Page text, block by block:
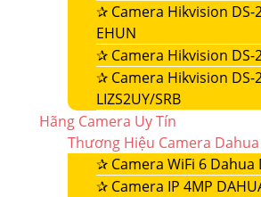
✰ Camera Hikvision DS-
EHUN
✰ Camera Hikvision DS-
✰ Camera Hikvision DS-
LIZS2UY/SRB
Hãng Camera Uy Tín
Thương Hiệu Camera Dahua
✰ Camera WiFi 6 Dahua
✰ Camera IP 4MP